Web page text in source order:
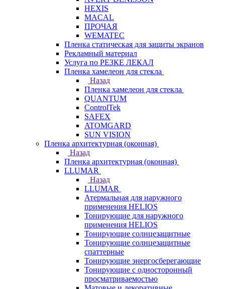
HEXIS
MACAL
ПРОЧАЯ
WEMATEC
Пленка статическая для защиты экранов
Рекламный материал
Услуга по РЕЗКЕ ЛЕКАЛ
Пленка хамелеон для стекла
Назад
Пленка хамелеон для стекла
QUANTUM
ControlTek
SAFEX
ATOMGARD
SUN VISION
Пленка архитектурная (оконная)
Назад
Пленка архитектурная (оконная)
LLUMAR
Назад
LLUMAR
Атермальная для наружного
применения HELIOS
Тонирующие для наружного
применения HELIOS
Тонирующие солнцезащитные
Тонирующие солнцезащитные
спаттерные
Тонирующие энергосберегающие
Тонирующие с односторонный
просматриваемостью